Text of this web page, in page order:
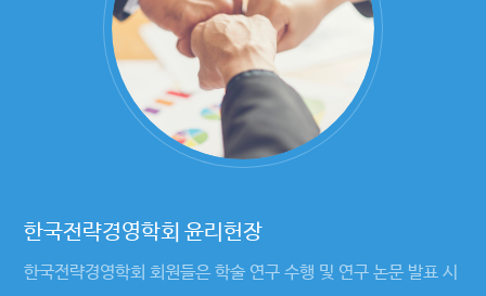
한국전략경영학회 윤리헌장
한국전략경영학회 회원들은 학술 연구 수행 및 연구 논문 발표 시